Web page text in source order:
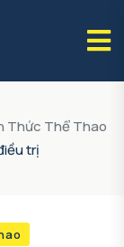
Thức Thể Thao
trị